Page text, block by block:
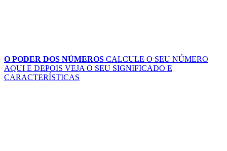
O PODER DOS NÚMEROS CALCULE O SEU NÚMERO
AQUI E DEPOIS VEJA O SEU SIGNIFICADO E
CARACTERÍSTICAS